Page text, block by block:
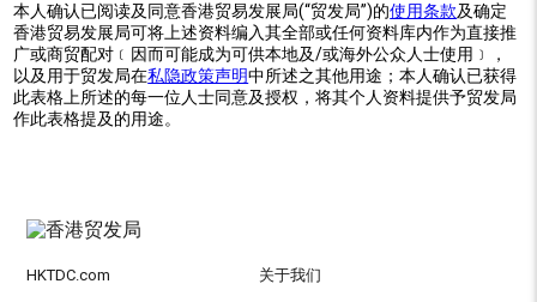
本人确认已阅读及同意香港贸易发展局(“贸发局”)的使用条款及确定
香港贸易发展局可将上述资料编入其全部或任何资料库内作为直接推
广或商贸配对﹝因而可能成为可供本地及/或海外公众人士使用﹞，
以及用于贸发局在私隐政策声明中所述之其他用途；本人确认已获得
此表格上所述的每一位人士同意及授权，将其个人资料提供予贸发局
作此表格提及的用途。
HKTDC.com 关于我们